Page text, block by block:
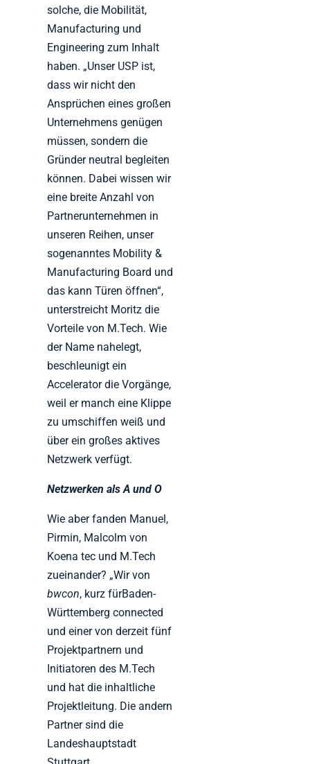
solche, die Mobilität,
Manufacturing und
Engineering zum Inhalt
haben. „Unser USP ist,
dass wir nicht den
Ansprüchen eines großen
Unternehmens genügen
müssen, sondern die
Gründer neutral begleiten
können. Dabei wissen wir
eine breite Anzahl von
Partnerunternehmen in
unseren Reihen, unser
sogenanntes Mobility &
Manufacturing Board und
das kann Türen öffnen“,
unterstreicht Moritz die
Vorteile von M.Tech. Wie
der Name nahelegt,
beschleunigt ein
Accelerator die Vorgänge,
weil er manch eine Klippe
zu umschiffen weiß und
über ein großes aktives
Netzwerk verfügt.
Netzwerken als A und O
Wie aber fanden Manuel,
Pirmin, Malcolm von
Koena tec und M.Tech
zueinander? „Wir von
bwcon, kurz fürBaden-
Württemberg connected
und einer von derzeit fünf
Projektpartnern und
Initiatoren des M.Tech
und hat die inhaltliche
Projektleitung. Die andern
Partner sind die
Landeshauptstadt